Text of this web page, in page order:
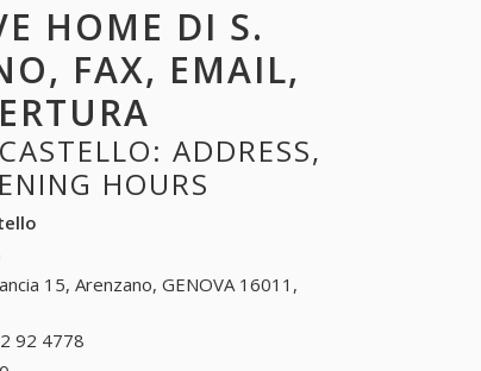
HOME DI S.
FAX, EMAIL,
ADDRESS,
HOURS
15, Arenzano, GENOVA 16011,
92 4778